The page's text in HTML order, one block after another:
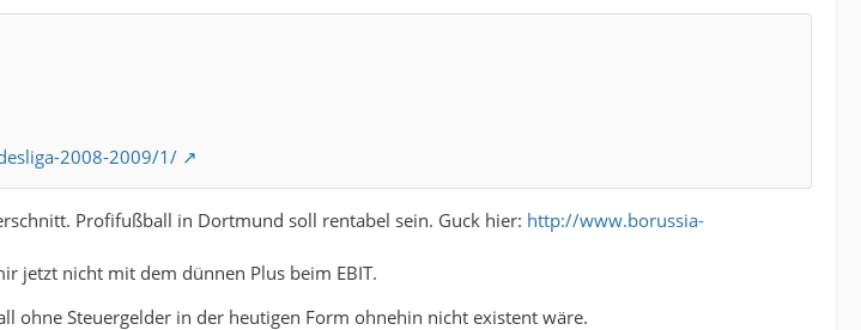
2008-2009/1/
Profifußball in Dortmund soll rentabel sein. Guck hier: http://www.borussia-
jetzt nicht mit dem dünnen Plus beim EBIT.
ohne Steuergelder in der heutigen Form ohnehin nicht existent wäre.